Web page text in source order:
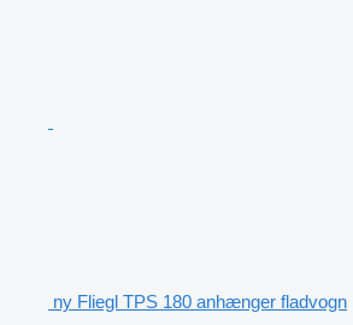
ny Fliegl TPS 180 anhænger fladvogn